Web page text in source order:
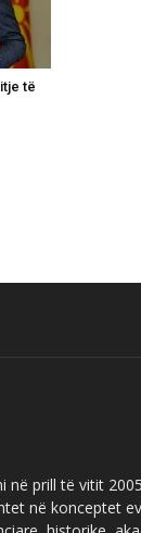
të
në prill të vitit
në konceptet